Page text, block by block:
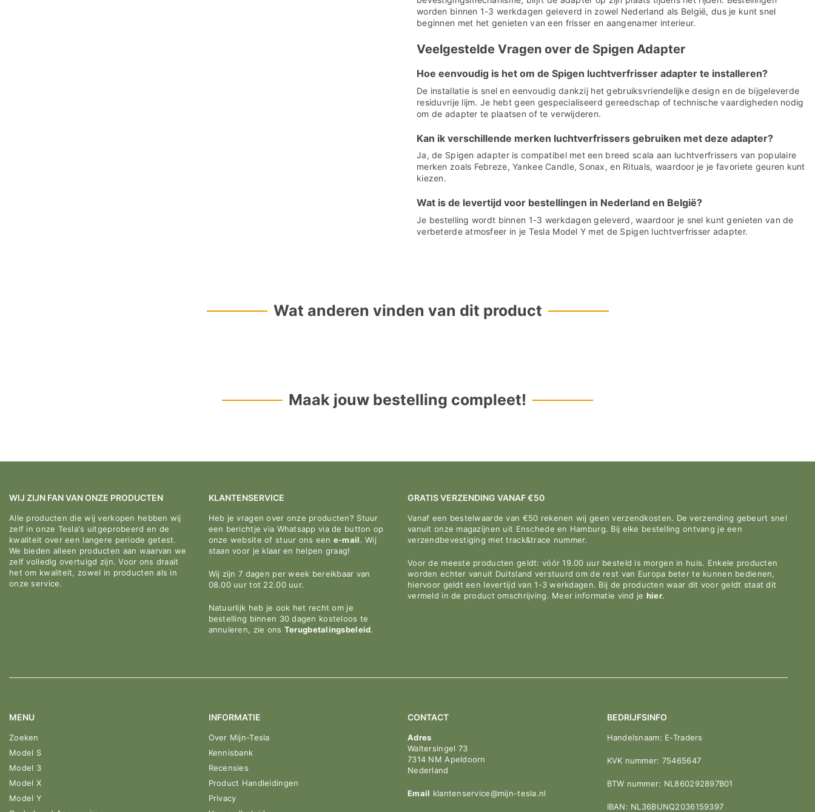
â
worden binnen 1-3 werkdagen geleverd in zowel Nederland als België, dus je kunt snel
beginnen met het genieten van een frisser en aangenamer interieur.
Veelgestelde Vragen over de Spigen Adapter
Hoe eenvoudig is het om de Spigen luchtverfrisser adapter te installeren?
De installatie is snel en eenvoudig dankzij het gebruiksvriendelijke design en de bijgeleverde
residuvrije lijm. Je hebt geen gespecialiseerd gereedschap of technische vaardigheden nodig
om de adapter te plaatsen of te verwijderen.
Kan ik verschillende merken luchtverfrissers gebruiken met deze adapter?
Ja, de Spigen adapter is compatibel met een breed scala aan luchtverfrissers van populaire
merken zoals Febreze, Yankee Candle, Sonax, en Rituals, waardoor je je favoriete geuren kunt
kiezen.
Wat is de levertijd voor bestellingen in Nederland en België?
Je bestelling wordt binnen 1-3 werkdagen geleverd, waardoor je snel kunt genieten van de
verbeterde atmosfeer in je Tesla Model Y met de Spigen luchtverfrisser adapter.
Wat anderen vinden van dit product
Maak jouw bestelling compleet!
WIJ ZIJN FAN VAN ONZE PRODUCTEN
Alle producten die wij verkopen hebben wij
zelf in onze Tesla's uitgeprobeerd en de
kwaliteit over een langere periode getest.
We bieden alleen producten aan waarvan we
zelf volledig overtuigd zijn. Voor ons draait
het om kwaliteit, zowel in producten als in
onze service.
KLANTENSERVICE
Heb je vragen over onze producten? Stuur
een berichtje via Whatsapp via de button op
onze website of stuur ons een e-mail. Wij
staan voor je klaar en helpen graag!
Wij zijn 7 dagen per week bereikbaar van
08.00 uur tot 22.00 uur.
Natuurlijk heb je ook het recht om je
bestelling binnen 30 dagen kosteloos te
annuleren, zie ons Terugbetalingsbeleid.
GRATIS VERZENDING VANAF €50
Vanaf een bestelwaarde van €50 rekenen wij geen verzendkosten. De verzending gebeurt snel
vanuit onze magazijnen uit Enschede en Hamburg. Bij elke bestelling ontvang je een
verzendbevestiging met track&trace nummer.
Voor de meeste producten geldt: vóór 19.00 uur besteld is morgen in huis. Enkele producten
worden echter vanuit Duitsland verstuurd om de rest van Europa beter te kunnen bedienen,
hiervoor geldt een levertijd van 1-3 werkdagen. Bij de producten waar dit voor geldt staat dit
vermeld in de product omschrijving. Meer informatie vind je hier.
MENU
Zoeken
Model S
Model 3
Model X
Model Y
INFORMATIE
Over Mijn-Tesla
Kennisbank
Recensies
Product Handleidingen
Privacy
CONTACT
Adres
Waltersingel 73
7314 NM Apeldoorn
Nederland
Email klantenservice@mijn-tesla.nl
BEDRIJFSINFO
Handelsnaam: E-Traders
KVK nummer: 75465647
BTW nummer: NL860292897B01
IBAN: NL36BUNQ2036159397